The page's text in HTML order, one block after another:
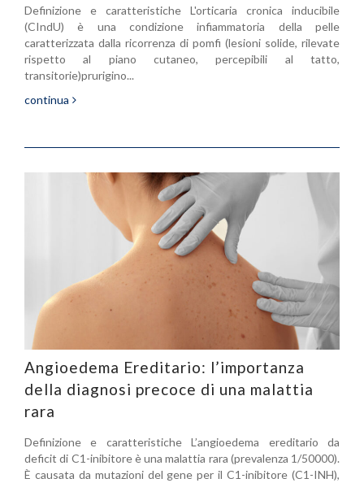
Definizione e caratteristiche L'orticaria cronica inducibile
(CIndU) è una condizione infiammatoria della pelle
caratterizzata dalla ricorrenza di pomfi (lesioni solide, rilevate
rispetto al piano cutaneo, percepibili al tatto,
transitorie)prurigino...
continua
Angioedema Ereditario: l’importanza
della diagnosi precoce di una malattia
rara
Definizione e caratteristiche L’angioedema ereditario da
deficit di C1-inibitore è una malattia rara (prevalenza 1/50000).
È causata da mutazioni del gene per il C1-inibitore (C1-INH),